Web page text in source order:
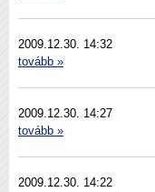
2009.12.30. 14:32
tovább »
2009.12.30. 14:27
tovább »
2009.12.30. 14:22